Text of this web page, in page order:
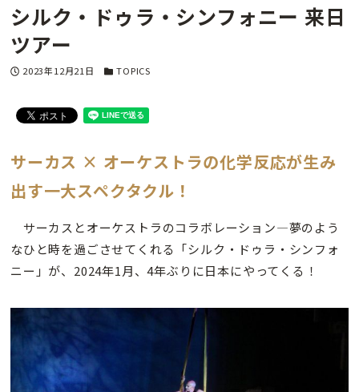
シルク・ドゥラ・シンフォニー 来日
ツアー
投稿日
2023年12月21日 カテゴリー
TOPICS
サーカス × オーケストラの化学反応が生み
出す一大スペクタクル！
サーカスとオーケストラのコラボレーション―夢のよう
なひと時を過ごさせてくれる「シルク・ドゥラ・シンフォ
ニー」が、2024年1月、4年ぶりに日本にやってくる！